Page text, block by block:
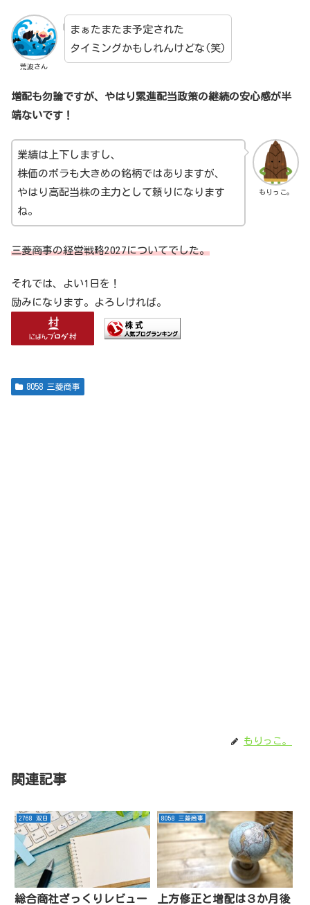
荒波さん
まぁたまたま予定された
タイミングかもしれんけどな(笑)
増配も勿論ですが、やはり累進配当政策の継続の安心感が半
端ないです！
もりっこ。
業績は上下しますし、
株価のボラも大きめの銘柄ではありますが、
やはり高配当株の主力として頼りになります
ね。
三菱商事の経営戦略2027についてでした。
それでは、よい1日を！
励みになります。よろしければ。
8058 三菱商事
もりっこ。
関連記事
2768 双日
総合商社ざっくりレビュー
8058 三菱商事
上方修正と増配は３か月後